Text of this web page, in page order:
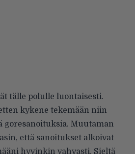
tälle polulle luontaisesti.
kykene tekemään niin
goresanoituksia. Muutaman
että sanoitukset alkoivat
hyvinkin vahvasti. Sieltä